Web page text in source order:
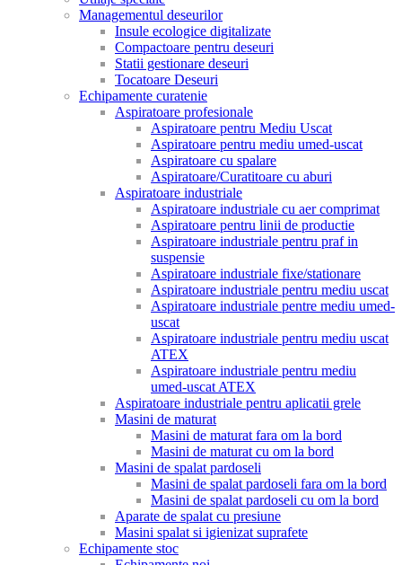
Managementul deseurilor
Insule ecologice digitalizate
Compactoare pentru deseuri
Statii gestionare deseuri
Tocatoare Deseuri
Echipamente curatenie
Aspiratoare profesionale
Aspiratoare pentru Mediu Uscat
Aspiratoare pentru mediu umed-uscat
Aspiratoare cu spalare
Aspiratoare/Curatitoare cu aburi
Aspiratoare industriale
Aspiratoare industriale cu aer comprimat
Aspiratoare pentru linii de productie
Aspiratoare industriale pentru praf in
suspensie
Aspiratoare industriale fixe/stationare
Aspiratoare industriale pentru mediu uscat
Aspiratoare industriale pentre mediu umed-
uscat
Aspiratoare industriale pentru mediu uscat
ATEX
Aspiratoare industriale pentru mediu
umed-uscat ATEX
Aspiratoare industriale pentru aplicatii grele
Masini de maturat
Masini de maturat fara om la bord
Masini de maturat cu om la bord
Masini de spalat pardoseli
Masini de spalat pardoseli fara om la bord
Masini de spalat pardoseli cu om la bord
Aparate de spalat cu presiune
Masini spalat si igienizat suprafete
Echipamente stoc